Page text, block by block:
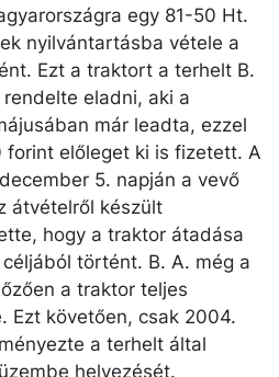
egy 81-50 Ht.
nyilvántartásba vétele a
Ezt a traktort a terhelt B.
eladni, aki a
már leadta, ezzel
előleget ki is fizetett. A
5. napján a vevő
átvételről készült
hogy a traktor átadása
történt. B. A. még a
a traktor teljes
Ezt követően, csak 2004.
a terhelt által
helyezését.